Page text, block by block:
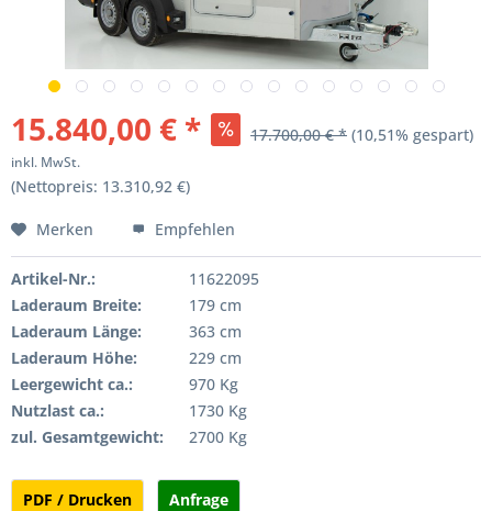
15.840,00 € * 17.700,00 € * (10,51% gespart)
inkl. MwSt.
(Nettopreis: 13.310,92 €)
Merken Empfehlen
Artikel-Nr.:
11622095
Laderaum Breite:
179 cm
Laderaum Länge:
363 cm
Laderaum Höhe:
229 cm
Leergewicht ca.:
970 Kg
Nutzlast ca.:
1730 Kg
zul. Gesamtgewicht:
2700 Kg
PDF / Drucken Anfrage